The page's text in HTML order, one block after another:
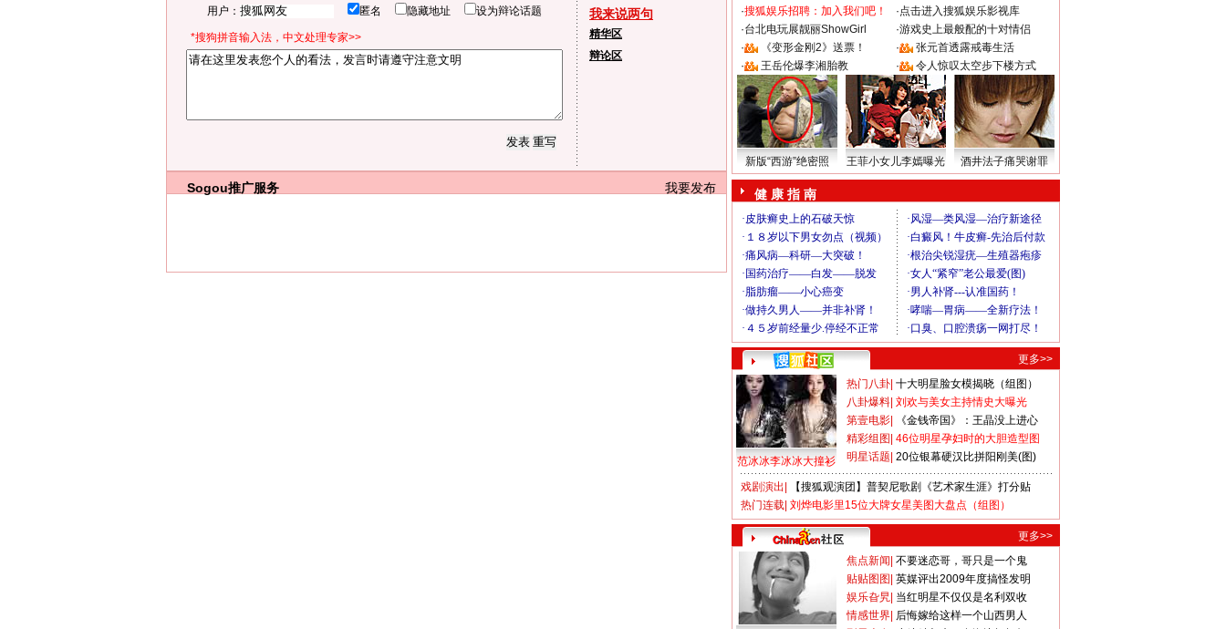
用户： 匿名 隐藏地址 设为辩论话题
*搜狗拼音输入法，中文处理专家>>
我来说两句
精华区
辩论区
我要发布
Sogou推广服务
·搜狐娱乐招聘：加入我们吧！ ·点击进入搜狐娱乐影视库
·台北电玩展靓丽ShowGirl ·游戏史上最般配的十对情侣
·
《变形金刚2》送票！ ·
张元首透露戒毒生活
·
王岳伦爆李湘胎教 · 令人惊叹太空步下楼方式
新版“西游”绝密照 王菲小女儿李嫣曝光 酒井法子痛哭谢罪
健 康 指 南
更多>>
范冰冰李冰冰大撞衫
热门八卦 十大明星脸女模揭晓（组图）
八卦爆料 刘欢与美女主持情史大曝光
第壹电影
《金钱帝国》：王晶没上进心
精彩组图 46位明星孕妇时的大胆造型图
明星话题 20位银幕硬汉比拼阳刚美(图)
戏剧演出
【搜狐观演团】普契尼歌剧《艺术家生涯》打分贴
热门连载 刘烨电影里15位大牌女星美图大盘点（组图）
更多>>
焦点新闻 不要迷恋哥，哥只是一个鬼
贴贴图图 英媒评出2009年度搞怪发明
娱乐旮旯 当红明星不仅仅是名利双收
情感世界 后悔嫁给这样一个山西男人